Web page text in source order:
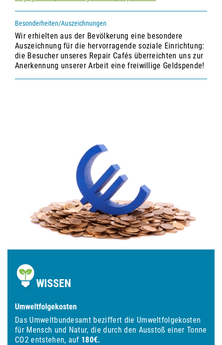
Besonderheiten/Auszeichnungen
Wir erhielten aus der Bevölkerung eine besondere
Auszeichnung für die hervorragende soziale Einrichtung:
die Besucher unseres Repair Cafés überreichten uns zur
Anerkennung unserer Arbeit eine freiwillige Geldspende!
WISSEN
Umweltfolgekosten
Das Umweltbundesamt beziffert die Umweltfolgekosten
für Mensch und Natur, die durch den Ausstoß einer Tonne
CO2 entstehen, auf 180€.